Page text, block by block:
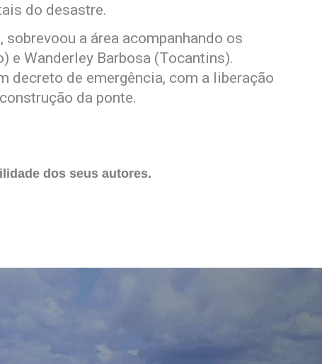
do desastre.
a área acompanhando os
e Wanderley Barbosa (Tocantins).
decreto de emergência, com a liberação
da ponte.
dos seus autores.